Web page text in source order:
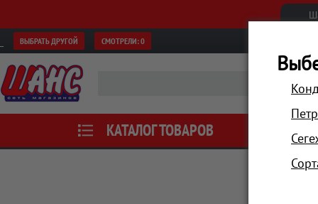
ВЫБРАТЬ ДРУГОЙ СМОТРЕЛИ:0
КАТАЛОГ ТОВАРОВ АКЦИИ